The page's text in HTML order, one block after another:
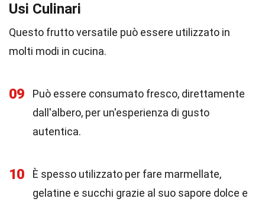
Usi Culinari
Questo frutto versatile può essere utilizzato in
molti modi in cucina.
09
Può essere consumato fresco, direttamente
dall'albero, per un'esperienza di gusto
autentica.
10
È spesso utilizzato per fare marmellate,
gelatine e succhi grazie al suo sapore dolce e